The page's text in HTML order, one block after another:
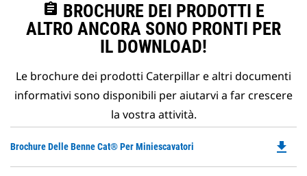
assignment BROCHURE DEI PRODOTTI E
ALTRO ANCORA SONO PRONTI PER
IL DOWNLOAD!
Le brochure dei prodotti Caterpillar e altri documenti
informativi sono disponibili per aiutarvi a far crescere
la vostra attività.
Brochure Delle Benne Cat® Per Miniescavatori file_download